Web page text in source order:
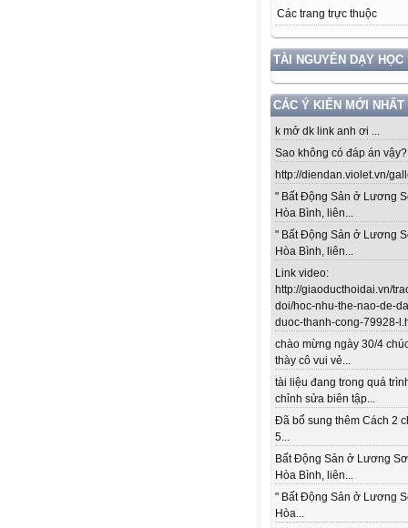
Các trang trực thuộc
TÀI NGUYÊN DẠY HỌC
CÁC Ý KIẾN MỚI NHẤT
k mở dk link anh ơi ...
Sao không có đáp án vậy?
http://diendan.violet.vn/
" Bất Động Sản ở Lương
Hòa Bình, liên...
" Bất Động Sản ở Lương
Hòa Bình, liên...
Link video:
http://giaoducthoidai.vn/
doi/hoc-nhu-the-nao-de-
duoc-thanh-cong-79928-
chào mừng ngày 30/4
thày cô vui vẻ...
tài liệu đang trong quá
chỉnh sửa biên tập...
Đã bổ sung thêm Cách 2
5...
Bất Động Sản ở Lương
Hòa Bình, liên...
" Bất Động Sản ở Lương
Hòa...